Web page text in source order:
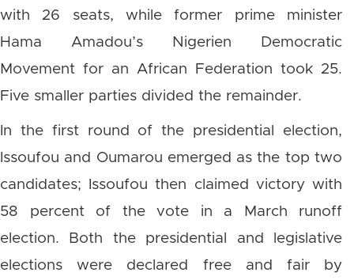
with 26 seats, while former prime minister
Hama Amadou’s Nigerien Democratic
Movement for an African Federation took 25.
Five smaller parties divided the remainder.
In the first round of the presidential election,
Issoufou and Oumarou emerged as the top two
candidates; Issoufou then claimed victory with
58 percent of the vote in a March runoff
election. Both the presidential and legislative
elections were declared free and fair by